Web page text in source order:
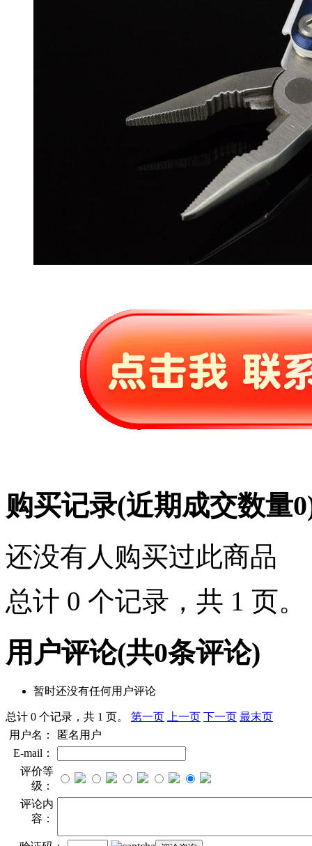
购买记录(近期成交数量0
还没有人购买过此商品
总计 0 个记录，共 1 页。
用户评论(共0条评论)
暂时还没有任何用户评论
总计 0 个记录，共 1 页。 第一页 上一页 下一页 最末页
用户名：
匿名用户
E-mail：
评价等
级：
评论内
容：